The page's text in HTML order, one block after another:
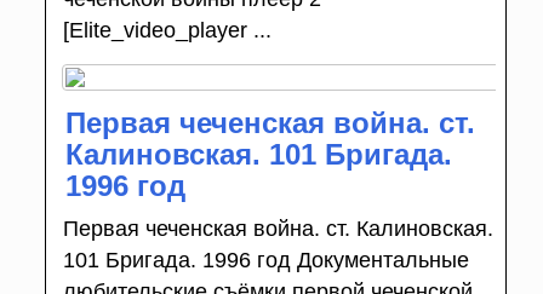
[Elite_video_player ...
Первая чеченская война. ст.
Калиновская. 101 Бригада.
1996 год
Первая чеченская война. ст. Калиновская.
101 Бригада. 1996 год Документальные